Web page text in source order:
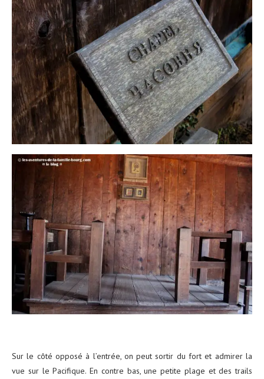
Sur le côté opposé à l’entrée, on peut sortir du fort et admirer la
vue sur le Pacifique. En contre bas, une petite plage et des trails